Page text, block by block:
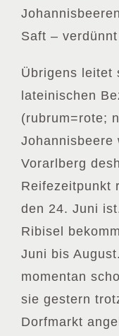
Saft –
Übrigens leitet
lateinischen
(rubrum=rote;
Johannisbeere
Vorarlberg
Reifezeitpunkt
den 24. Juni
Ribisel
Juni bis
momentan
sie gestern
Dorfmarkt